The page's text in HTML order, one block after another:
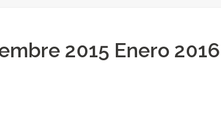
2015 Enero 2016